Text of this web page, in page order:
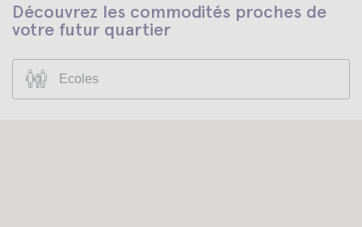
Découvrez les commodités proches de
votre futur quartier
Ecoles